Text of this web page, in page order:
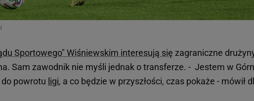
Sportowego" Wiśniewskim interesują się zagraniczne
Sam zawodnik nie myśli jednak o transferze. - Jestem w
powrotu ligi, a co będzie w przyszłości, czas pokaże - mówił